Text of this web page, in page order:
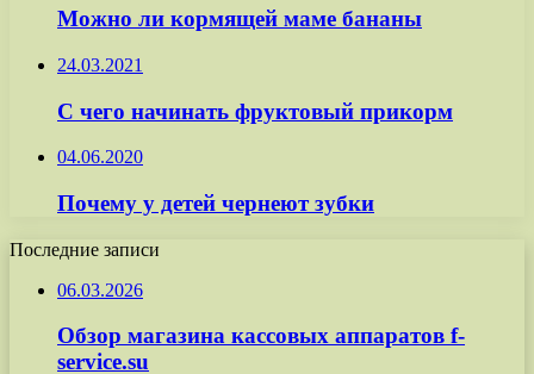
Можно ли кормящей маме бананы
24.03.2021
С чего начинать фруктовый прикорм
04.06.2020
Почему у детей чернеют зубки
Последние записи
06.03.2026
Обзор магазина кассовых аппаратов f-
service.su